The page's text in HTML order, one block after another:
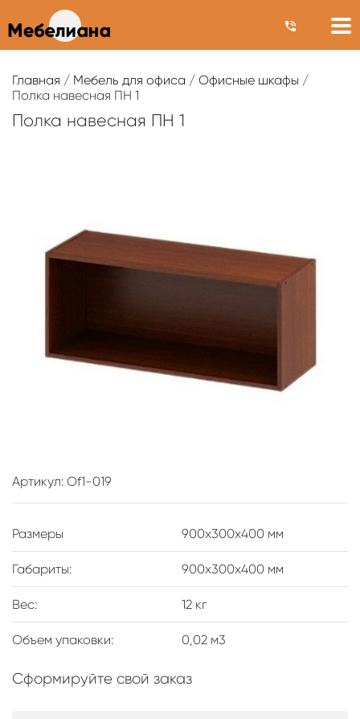
Главная / Мебель для офиса / Офисные шкафы /
Полка навесная ПН 1
Полка навесная ПН 1
Артикул: Of1-019
Размеры 900x300x400 мм
Габариты: 900х300х400 мм
Вес: 12 кг
Объем упаковки: 0,02 м3
Сформируйте свой заказ